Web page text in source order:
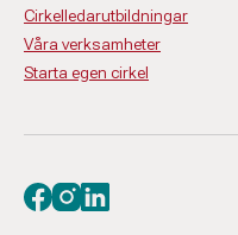
Cirkelledarutbildningar
Våra verksamheter
Starta egen cirkel
Besök oss på facebook
Besök oss på instagram
Besök oss på